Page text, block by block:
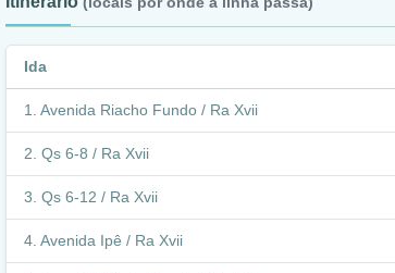
Ida
Avenida Riacho Fundo / Ra Xvii
Qs 6-8 / Ra Xvii
Qs 6-12 / Ra Xvii
Avenida Ipê / Ra Xvii